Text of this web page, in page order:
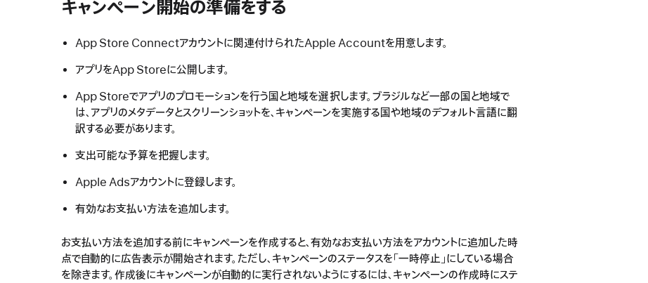
キャンペーン開始の準備をする
App Store Connectアカウントに関連付けられたApple Accountを用意します。
アプリをApp Storeに公開します。
App Storeでアプリのプロモーションを行う国と地域を選択します。ブラジルなど一部の国と地域で
は、アプリのメタデータとスクリーンショットを、キャンペーンを実施する国や地域のデフォルト言語に翻
訳する必要があります。
支出可能な予算を把握します。
Apple Adsアカウントに登録します。
有効なお支払い方法を追加します。
お支払い方法を追加する前にキャンペーンを作成すると、有効なお支払い方法をアカウントに追加した時
点で自動的に広告表示が開始されます。ただし、キャンペーンのステータスを「一時停止」にしている場合
を除きます。作成後にキャンペーンが自動的に実行されないようにするには、キャンペーンの作成時にステ